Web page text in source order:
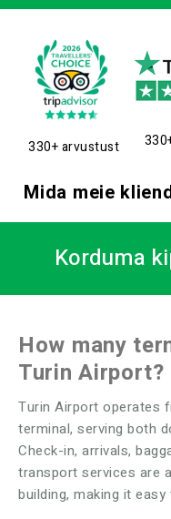
330+ arvustust
Mida meie
Korduma
How many
Turin Airport?
Turin Airport operates
terminal, serving both
Check-in, arrivals,
transport services are
building, making it easy